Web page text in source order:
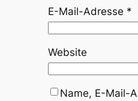
E-Mail-Adresse *
Website
Name, E-Mail-